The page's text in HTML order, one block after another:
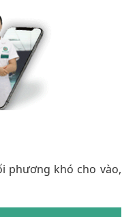
phương khó cho vào,